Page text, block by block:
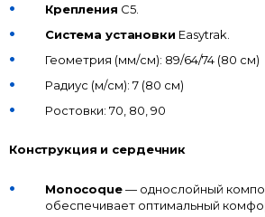
Крепления C5.
Система установки Easytrak.
Геометрия (мм/см): 89/64/74 (80 см)
Радиус (м/см): 7 (80 см)
Ростовки: 70, 80, 90
Конструкция и сердечник
Monocoque— однослойный
обеспечивает оптимальный